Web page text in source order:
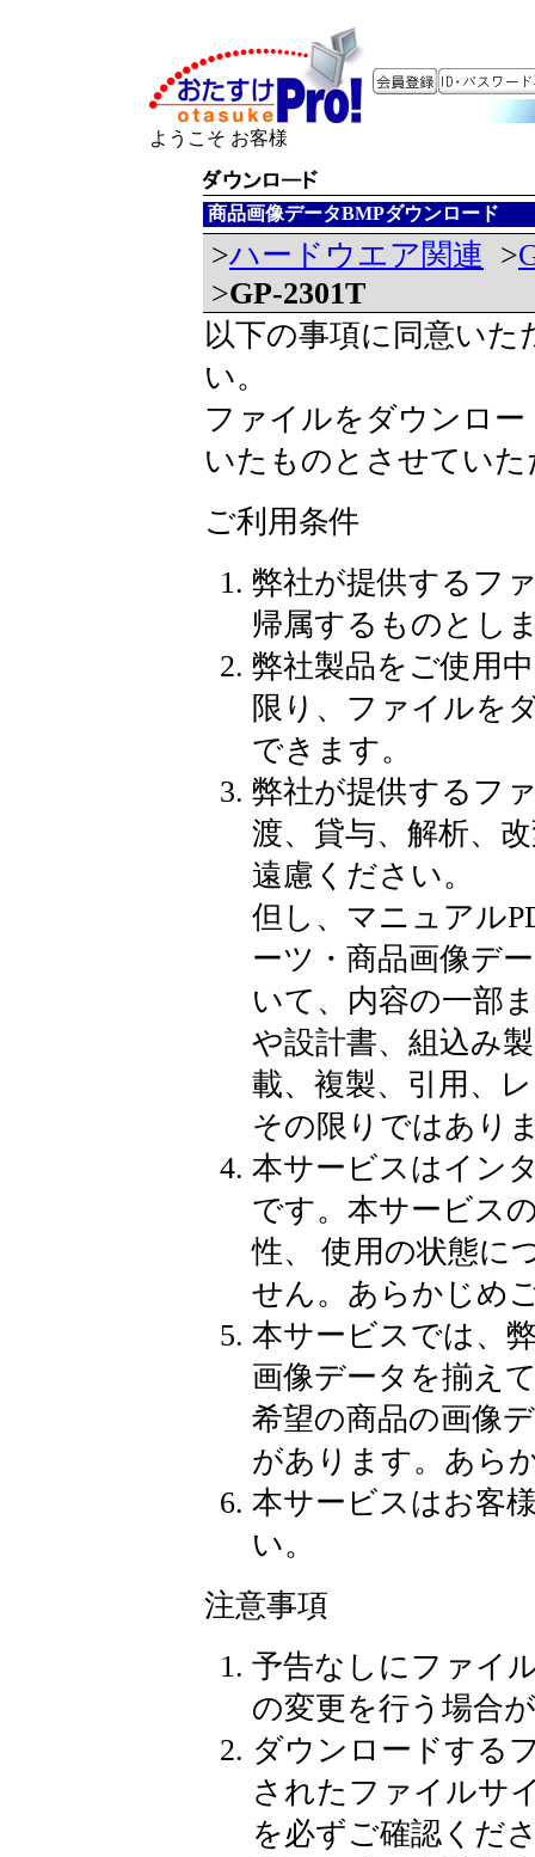
ようこそ お客様
商品画像データBMPダウンロード
>ハードウエア関連 >
>GP-2301T
以下の事項に同意い
い。
ファイルをダウンロ
いたものとさせてい
ご利用条件
弊社が提供するフ
帰属するものとし
弊社製品をご使用
限り、ファイルを
できます。
弊社が提供するフ
渡、貸与、解析、
遠慮ください。
但し、マニュアル
ーツ・商品画像デ
いて、内容の一部
や設計書、組込み
載、複製、引用、
その限りではあり
本サービスはイン
です。本サービス
性、 使用の状態に
せん。あらかじめ
本サービスでは、
画像データを揃え
希望の商品の画像
があります。あら
本サービスはお客
い。
注意事項
予告なしにファイ
の変更を行う場合
ダウンロードする
されたファイルサ
を必ずご確認くだ